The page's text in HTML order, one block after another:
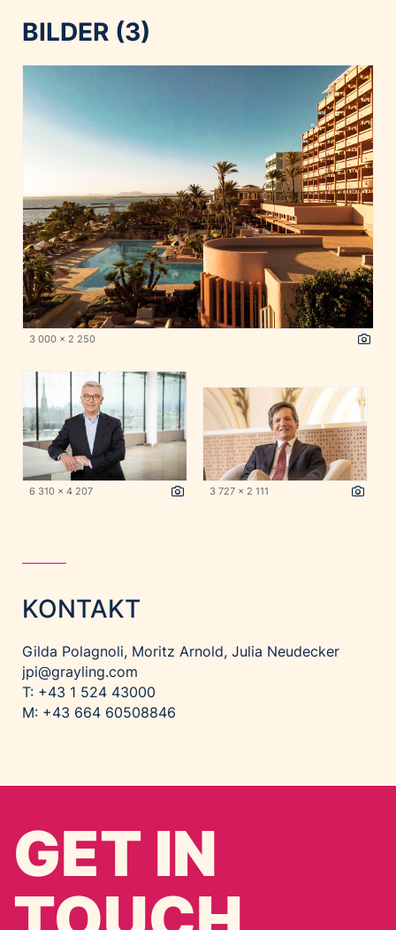
BILDER (3)
3 000 x 2 250
6 310 x 4 207 3 727 x 2 111
KONTAKT
Gilda Polagnoli, Moritz Arnold, Julia Neudecker
jpi@grayling.com
T: +43 1 524 43000
M: +43 664 60508846
GET IN